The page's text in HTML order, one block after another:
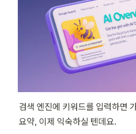
검색 엔진에 키워드를 입력하면
요약, 이제 익숙하실 텐데요.